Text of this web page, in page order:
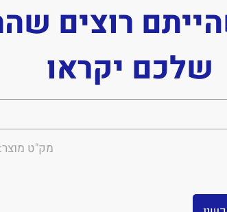
רוצים
שלכם יקראו
מק"ט מוצר: 036200062517